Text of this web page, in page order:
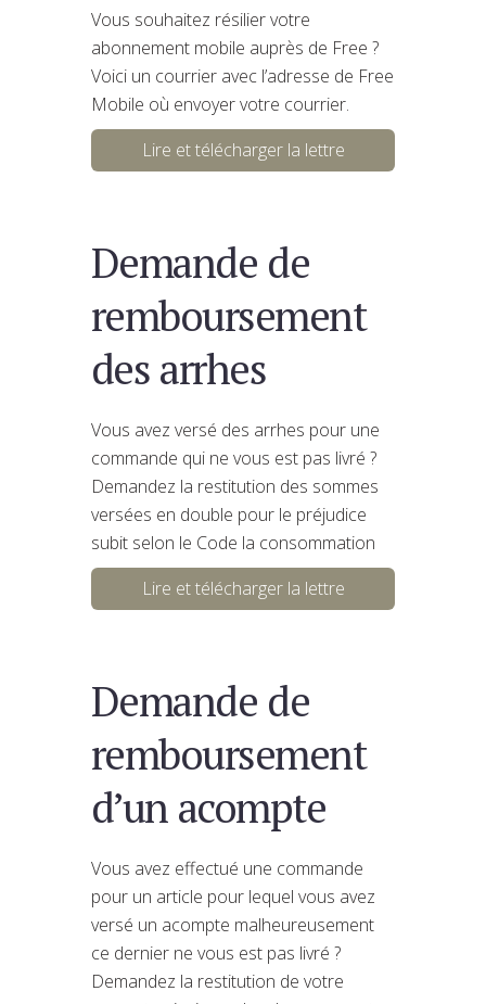
Vous souhaitez résilier votre
abonnement mobile auprès de Free ?
Voici un courrier avec l’adresse de Free
Mobile où envoyer votre courrier.
Lire et télécharger la lettre
Demande de
remboursement
des arrhes
Vous avez versé des arrhes pour une
commande qui ne vous est pas livré ?
Demandez la restitution des sommes
versées en double pour le préjudice
subit selon le Code la consommation
Lire et télécharger la lettre
Demande de
remboursement
d’un acompte
Vous avez effectué une commande
pour un article pour lequel vous avez
versé un acompte malheureusement
ce dernier ne vous est pas livré ?
Demandez la restitution de votre